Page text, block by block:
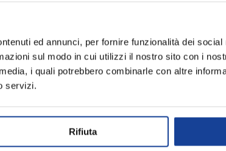
ed annunci, per fornire funzionalità dei
sul modo in cui utilizzi il nostro sito con i
i quali potrebbero combinarle con altre
servizi.
Rifiuta